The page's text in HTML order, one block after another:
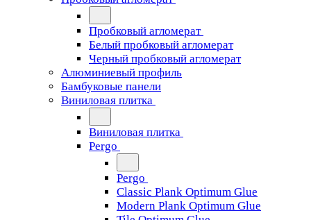
Пробковый агломерат
Белый пробковый агломерат
Черный пробковый агломерат
Алюминиевый профиль
Бамбуковые панели
Виниловая плитка
Виниловая плитка
Pergo
Pergo
Classic Plank Optimum Glue
Modern Plank Optimum Glue